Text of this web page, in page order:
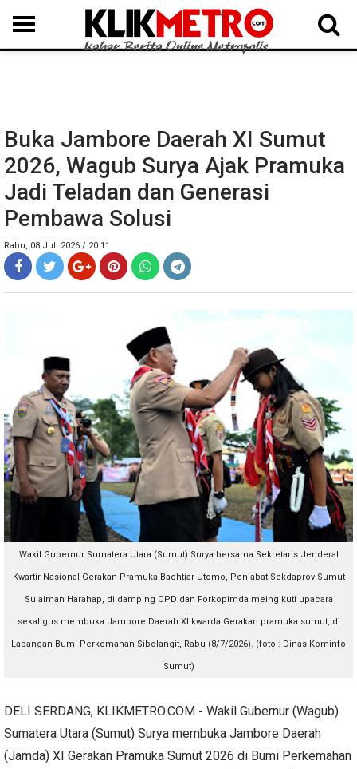
MEDAN LANGKAT DAIRI SAMOSIR TAPUT BATUBARA DELISERDANG
Buka Jambore Daerah XI Sumut
2026, Wagub Surya Ajak Pramuka
Jadi Teladan dan Generasi
Pembawa Solusi
Rabu, 08 Juli 2026 / 20.11
Wakil Gubernur Sumatera Utara (Sumut) Surya bersama Sekretaris Jenderal
Kwartir Nasional Gerakan Pramuka Bachtiar Utomo, Penjabat Sekdaprov Sumut
Sulaiman Harahap, di damping OPD dan Forkopimda meingikuti upacara
sekaligus membuka Jambore Daerah XI kwarda Gerakan pramuka sumut, di
Lapangan Bumi Perkemahan Sibolangit, Rabu (8/7/2026). (foto : Dinas Kominfo
Sumut)
DELI SERDANG, KLIKMETRO.COM - Wakil Gubernur (Wagub)
Sumatera Utara (Sumut) Surya membuka Jambore Daerah
(Jamda) XI Gerakan Pramuka Sumut 2026 di Bumi Perkemahan